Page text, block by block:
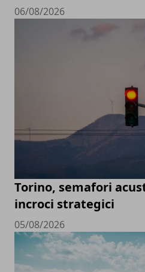
06/08/2026
Torino, semafori
incroci strategici
05/08/2026